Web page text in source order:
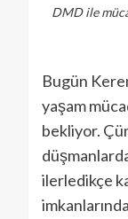
DMD ile
Bugün
yaşam
bekliyor.
ilerledikçe